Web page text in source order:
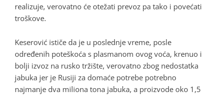
realizuje, verovatno će otežati prevoz pa tako i povećati
troškove.
Keserović ističe da je u poslednje vreme, posle
određenih poteškoća s plasmanom ovog voća, krenuo i
bolji izvoz na rusko tržište, verovatno zbog nedostatka
jabuka jer je Rusiji za domaće potrebe potrebno
najmanje dva miliona tona jabuka, a proizvode oko 1,5